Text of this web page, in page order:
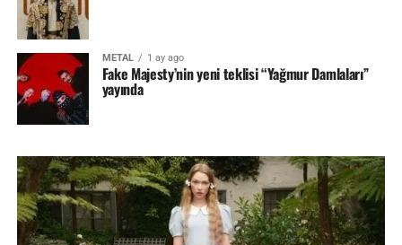
METAL 1 ay ago
Fake Majesty’nin yeni teklisi “Yağmur Damlaları”
yayında